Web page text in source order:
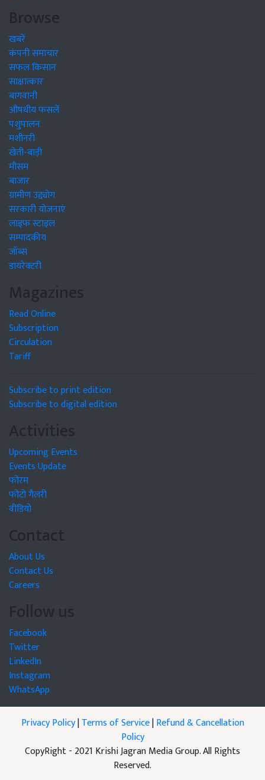
Browse
खबरें
कंपनी समाचार
सफल किसान
साक्षात्कार
बागवानी
औषधीय फसलें
पशुपालन
मशीनरी
खेती-बाड़ी
मौसम
बाजार
ग्रामीण उद्द्योग
सरकारी योजनाएं
लाइफ स्टाइल
सम्पादकीय
जॉब्स
डायरेक्टरी
Magazines
Read Online
Subscription
Circulation
Tariff
Subscribe to print edition
Subscribe to digital edition
Activities
Upcoming Events
Events Update
फोरम
फोटो गैलरी
वीडियो
Contact
About Us
Contact Us
Careers
Follow us
Facebook
Twitter
LinkedIn
Instagram
WhatsApp
Privacy Policy|Terms of Service|Refund & Cancellation
Policy
CopyRight - 2021 Krishi Jagran Media Group. All Rights
Reserved.